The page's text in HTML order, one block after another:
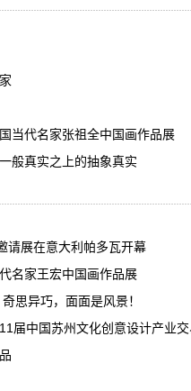
当代名家张祖全中国画作品展
般真实之上的抽象真实
请展在意大利帕多瓦开幕
名家王宏中国画作品展
思异巧，面面是风景！
届中国苏州文化创意设计产业